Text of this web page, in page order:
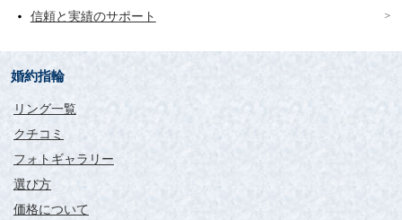
信頼と実績のサポート
婚約指輪
リング一覧
クチコミ
フォトギャラリー
選び方
価格について